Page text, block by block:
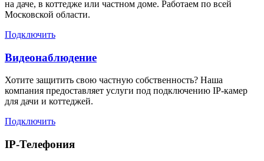
на даче, в коттедже или частном доме. Работаем по всей
Московской области.
Подключить
Видеонаблюдение
Хотите защитить свою частную собственность? Наша
компания предоставляет услуги под подключению IP-камер
для дачи и коттеджей.
Подключить
IP-Телефония